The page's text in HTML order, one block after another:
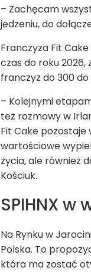
– Zachęcam
jedzeniu, do
Franczyza Fit
czas do roku 2026,
franczyz do 300
– Kolejnymi
też rozmowy w
Fit Cake pozostaje
wartościowe
życia, ale również
Kościuk.
SPIHNX w
Na Rynku w
Polska. To
która ma zostać